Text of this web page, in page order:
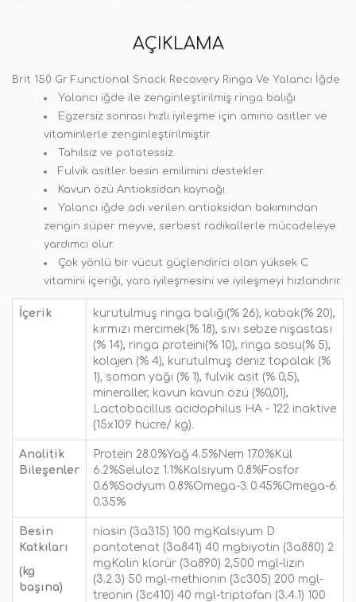
AÇIKLAMA
Brit 150 Gr Functional Snack Recovery Ringa Ve Yalancı İğde
Yalancı iğde ile zenginleştirilmiş ringa balığı
Egzersiz sonrası hızlı iyileşme için amino asitler ve
vitaminlerle zenginleştirilmiştir.
Tahılsız ve patatessiz.
Fulvik asitler besin emilimini destekler.
Kavun özü Antioksidan kaynağı.
Yalancı iğde adı verilen antioksidan bakımından
zengin süper meyve, serbest radikallerle mücadeleye
yardımcı olur.
Çok yönlü bir vücut güçlendirici olan yüksek C
vitamini içeriği, yara iyileşmesini ve iyileşmeyi hızlandırır.
İçerik
kurutulmuş ringa balığı(% 26), kabak(% 20),
kırmızı mercimek(% 18), sıvı sebze nişastası
(% 14), ringa proteini(% 10), ringa sosu(% 5),
kolajen (% 4), kurutulmuş deniz topalak (%
1), somon yağı (% 1), fulvik asit (% 0,5),
mineraller, kavun kavun özü (%0,01),
Lactobacillus acidophilus HA - 122 inaktive
(15x109 hücre/ kg).
Analitik
Bileşenler
Protein 28.0%Yağ 4.5%Nem 17.0%Kül
6.2%Seluloz 1.1%Kalsiyum 0.8%Fosfor
0.6%Sodyum 0.8%Omega-3 0.45%Omega-6
0.35%
Besin
Katkıları
(kg
başına)
niasin (3a315) 100 mgKalsiyum D
pantotenat (3a841) 40 mgbiyotin (3a880) 2
mgKolin klorür (3a890) 2,500 mgl-lizin
(3.2.3) 50 mgl-methionin (3c305) 200 mgl-
treonin (3c410) 40 mgl-triptofan (3.4.1) 100